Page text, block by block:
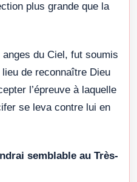
plus grande que la
du Ciel, fut soumis
lieu de reconnaître Dieu
l’épreuve à laquelle
se leva contre lui en
semblable au Très-